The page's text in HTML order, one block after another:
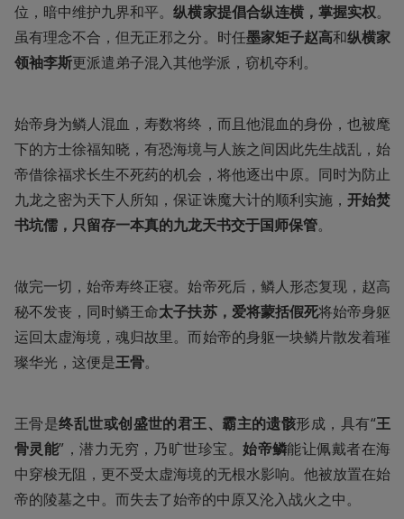
位，暗中维护九界和平。纵横家提倡合纵连横，掌握实权。
虽有理念不合，但无正邪之分。时任墨家矩子赵高和纵横家
领袖李斯更派遣弟子混入其他学派，窃机夺利。
始帝身为鳞人混血，寿数将终，而且他混血的身份，也被麾
下的方士徐福知晓，有恐海境与人族之间因此先生战乱，始
帝借徐福求长生不死药的机会，将他逐出中原。同时为防止
九龙之密为天下人所知，保证诛魔大计的顺利实施， 开始焚
书坑儒，只留存一本真的九龙天书交于国师保管。
做完一切，始帝寿终正寝。始帝死后，鳞人形态复现，赵高
秘不发丧，同时鳞王命太子扶苏，爱将蒙括假死将始帝身躯
运回太虚海境，魂归故里。而始帝的身躯一块鳞片散发着璀
璨华光，这便是王骨。
王骨是终乱世或创盛世的君王、霸主的遗骸形成，具有“王
骨灵能”，潜力无穷，乃旷世珍宝。始帝鳞能让佩戴者在海
中穿梭无阻，更不受太虚海境的无根水影响。他被放置在始
帝的陵墓之中。而失去了始帝的中原又沦入战火之中。